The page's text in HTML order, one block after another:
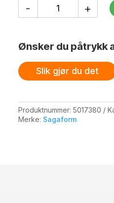
-
kjøleryggsekk,
+
Ønsker du påtrykk
Slik gjør du det
Produktnummer: 5017380
Merke: Sagaform